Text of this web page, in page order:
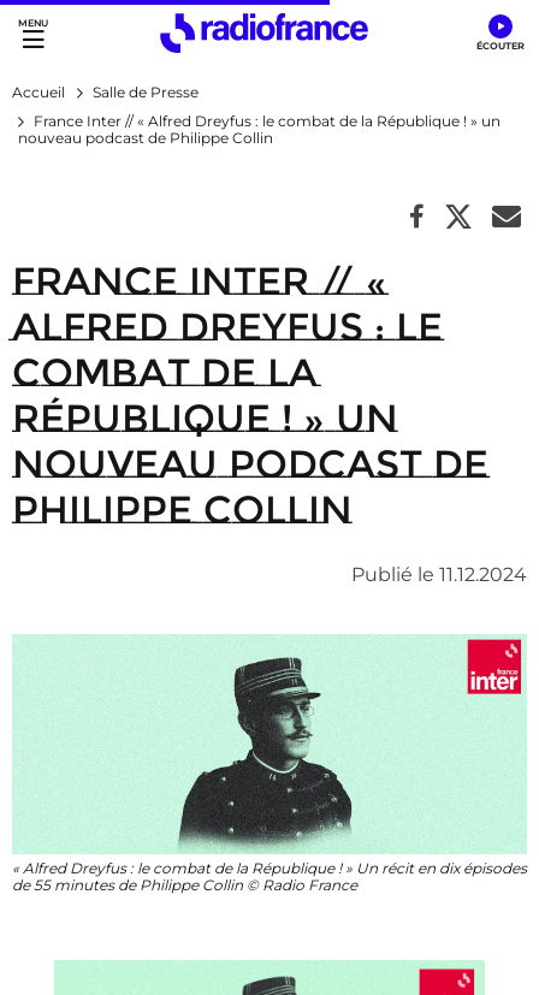
Accès direct :
Menu principal
Contenu
Accueil
Salle de Presse
France Inter // « Alfred Dreyfus : le combat de la République ! » un
nouveau podcast de Philippe Collin
France Inter // «
Alfred Dreyfus : le
combat de la
République ! » un
nouveau podcast de
Philippe Collin
Publié le 11.12.2024
« Alfred Dreyfus : le combat de la République ! » Un récit en dix épisodes
de 55 minutes de Philippe Collin © Radio France